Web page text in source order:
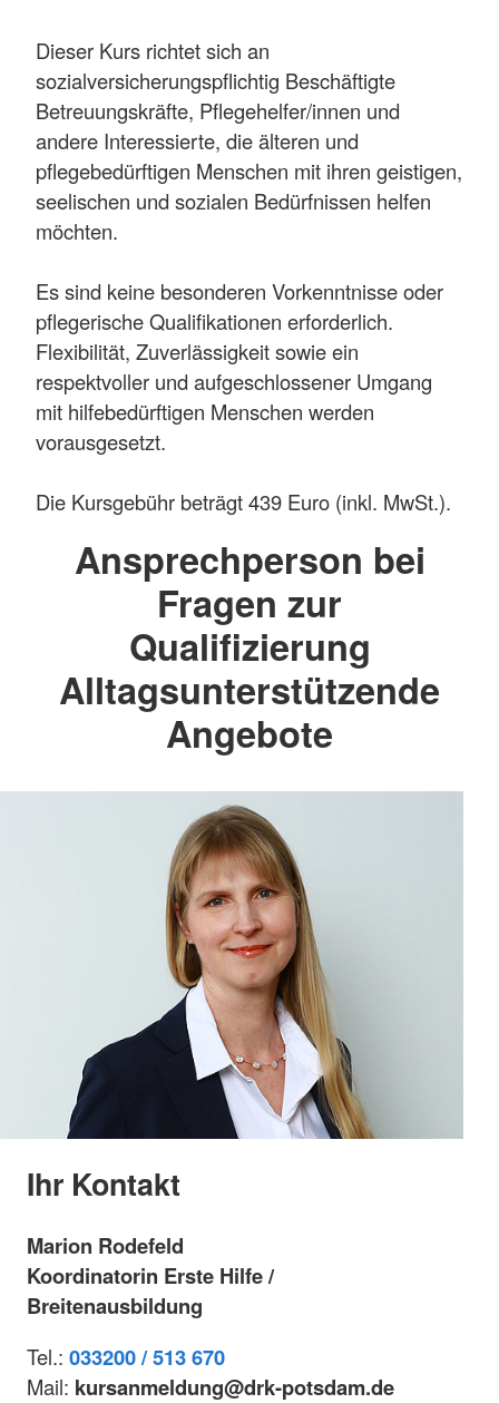
Dieser Kurs richtet sich an
sozialversicherungspflichtig Beschäftigte
Betreuungskräfte, Pflegehelfer/innen und
andere Interessierte, die älteren und
pflegebedürftigen Menschen mit ihren geistigen,
seelischen und sozialen Bedürfnissen helfen
möchten.
Es sind keine besonderen Vorkenntnisse oder
pflegerische Qualifikationen erforderlich.
Flexibilität, Zuverlässigkeit sowie ein
respektvoller und aufgeschlossener Umgang
mit hilfebedürftigen Menschen werden
vorausgesetzt.
Die Kursgebühr beträgt 439 Euro (inkl. MwSt.).
Ansprechperson bei
Fragen zur
Qualifizierung
Alltagsunterstützende
Angebote
Ihr Kontakt
Marion Rodefeld
Koordinatorin Erste Hilfe /
Breitenausbildung
Tel.: 033200 / 513 670
Mail: kursanmeldung@drk-potsdam.de